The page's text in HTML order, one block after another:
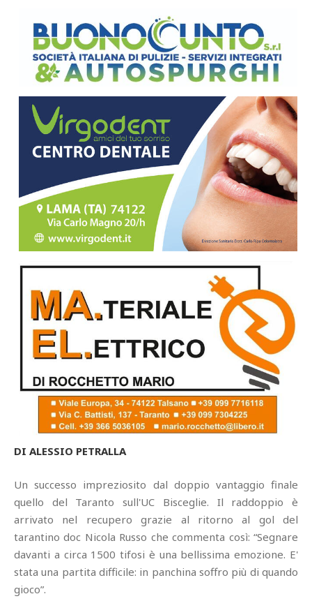
DI ALESSIO PETRALLA
Un successo impreziosito dal doppio vantaggio finale
quello del Taranto sull'UC Bisceglie. Il raddoppio è
arrivato nel recupero grazie al ritorno al gol del
tarantino doc Nicola Russo che commenta così: “Segnare
davanti a circa 1500 tifosi è una bellissima emozione. E'
stata una partita difficile: in panchina soffro più di quando
gioco”.